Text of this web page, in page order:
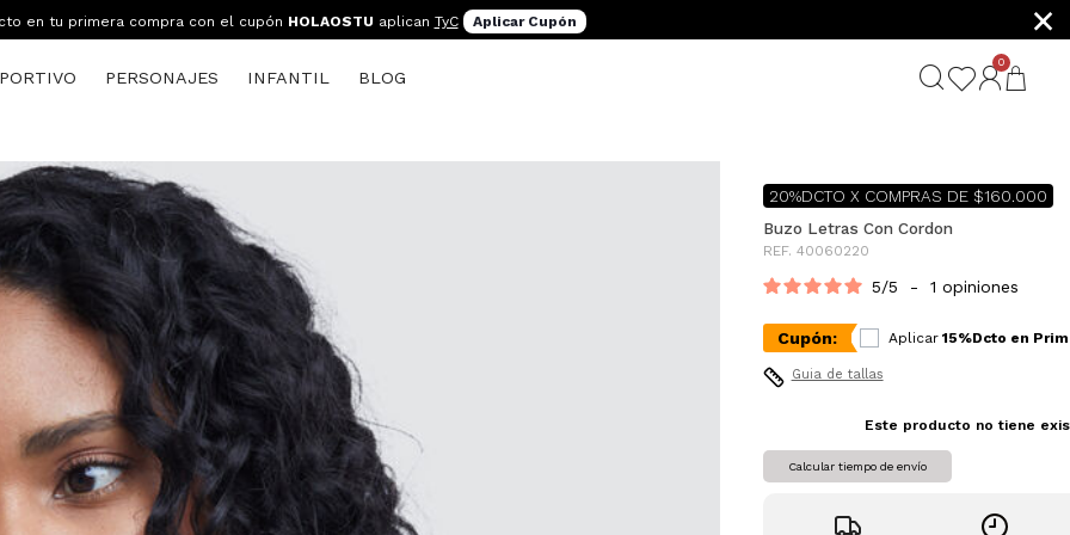
en tu primera compra con el cupón HOLAOSTU aplican TyC Aplicar Cupón ×
PERSONAJES INFANTIL BLOG
0
20%DCTO X COMPRAS DE $160.000
Buzo Letras Con Cordon
REF. 40060220
5/5 - 1opiniones
Cupón: Aplicar 15%Dcto en
Guia de tallas
Este producto no tiene
Calcular tiempo de envío